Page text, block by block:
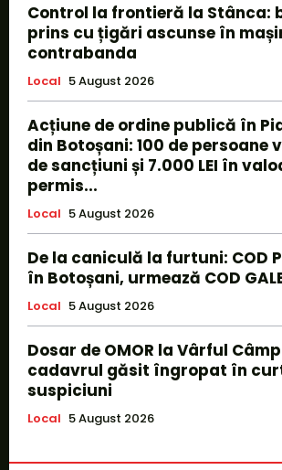
Control la frontieră la Stânca:
prins cu țigări ascunse în
contrabanda
Local 5 August 2026
Acțiune de ordine publică în
din Botoșani: 100 de persoane
de sancțiuni și 7.000 LEI în
permis...
Local 5 August 2026
De la caniculă la furtuni: COD
în Botoșani, urmează COD
Local 5 August 2026
Dosar de OMOR la Vârful
cadavrul găsit îngropat în
suspiciuni
Local 5 August 2026